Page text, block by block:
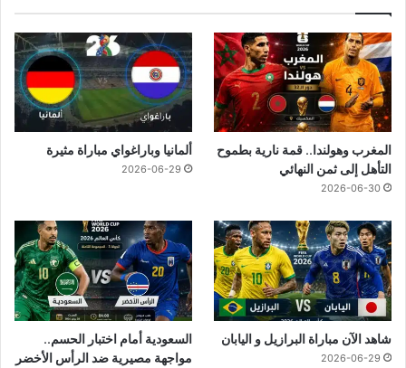
المغرب وهولندا.. قمة نارية بطموح
التأهل إلى ثمن النهائي
2026-06-30
ألمانيا وباراغواي مباراة مثيرة
2026-06-29
شاهد الآن مباراة البرازيل و اليابان
2026-06-29
السعودية أمام اختبار الحسم..
مواجهة مصيرية ضد الرأس الأخضر